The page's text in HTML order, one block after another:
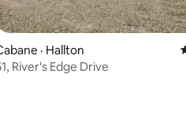
de 5 sur 5, 44 commentaires
· Hallton
River's Edge Drive